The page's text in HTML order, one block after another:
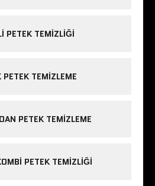
PETEK TEMIZLIĞI
PETEK TEMIZLEME
PETEK TEMIZLEME
PETEK TEMIZLIĞI